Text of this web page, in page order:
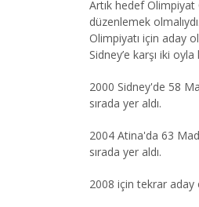
Artık hedef Olimpiyat
düzenlemek
Olimpiyatı için aday
Sidney’e karşı iki
2000 Sidney'de 58
sırada yer aldı.
2004 Atina'da 63
sırada yer aldı.
2008 için tekrar aday